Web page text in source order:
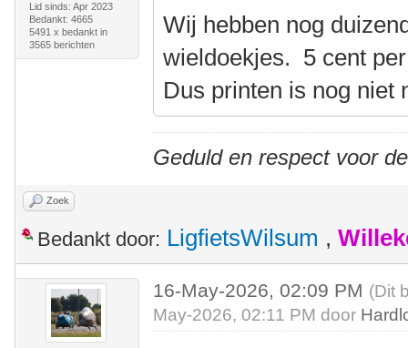
Lid sinds: Apr 2023
Bedankt: 4665
5491 x bedankt in
3565 berichten
Wij hebben nog
wieldoekjes. 5 cent
Dus printen is nog niet
Geduld en respect voor
Zoek
Bedankt door: LigfietsWilsum ,
16-May-2026, 02:09 PM (Dit
May-2026, 02:11 PM door